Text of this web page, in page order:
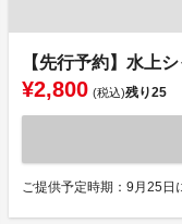
【先行予約】水上
¥2,800 (税込)残り25
ご提供予定時期：9月25日